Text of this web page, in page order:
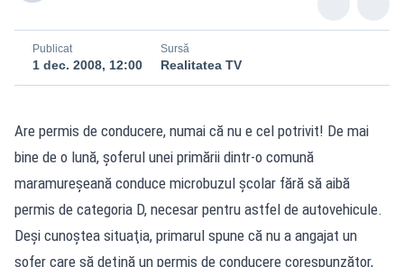
Publicat
1 dec. 2008, 12:00
Sursă
Realitatea TV
Are permis de conducere, numai că nu e cel potrivit! De mai
bine de o lună, şoferul unei primării dintr-o comună
maramureşeană conduce microbuzul şcolar fără să aibă
permis de categoria D, necesar pentru astfel de autovehicule.
Deşi cunoştea situaţia, primarul spune că nu a angajat un
şofer care să deţină un permis de conducere corespunzător,